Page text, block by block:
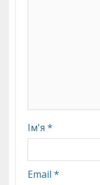
Ім'я *
Email *